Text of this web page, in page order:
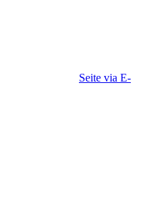
Seite via E-